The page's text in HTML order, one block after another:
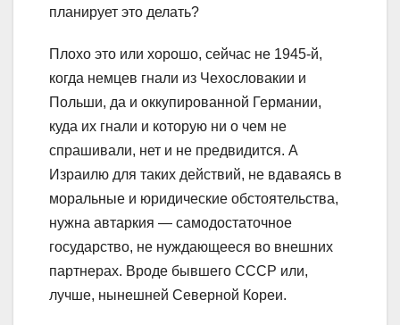
планирует это делать?
Плохо это или хорошо, сейчас не 1945-й,
когда немцев гнали из Чехословакии и
Польши, да и оккупированной Германии,
куда их гнали и которую ни о чем не
спрашивали, нет и не предвидится. А
Израилю для таких действий, не вдаваясь в
моральные и юридические обстоятельства,
нужна автаркия — самодостаточное
государство, не нуждающееся во внешних
партнерах. Вроде бывшего СССР или,
лучше, нынешней Северной Кореи.